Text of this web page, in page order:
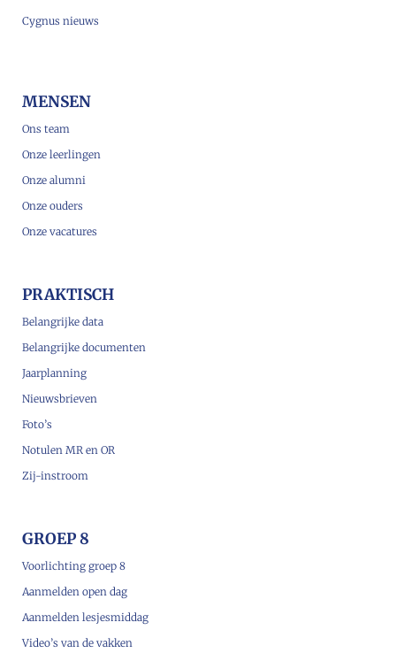
Cygnus nieuws
MENSEN
Ons team
Onze leerlingen
Onze alumni
Onze ouders
Onze vacatures
PRAKTISCH
Belangrijke data
Belangrijke documenten
Jaarplanning
Nieuwsbrieven
Foto’s
Notulen MR en OR
Zij-instroom
GROEP 8
Voorlichting groep 8
Aanmelden open dag
Aanmelden lesjesmiddag
Video’s van de vakken